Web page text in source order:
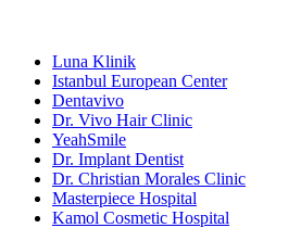
Luna Klinik
Istanbul European Center
Dentavivo
Dr. Vivo Hair Clinic
YeahSmile
Dr. Implant Dentist
Dr. Christian Morales Clinic
Masterpiece Hospital
Kamol Cosmetic Hospital